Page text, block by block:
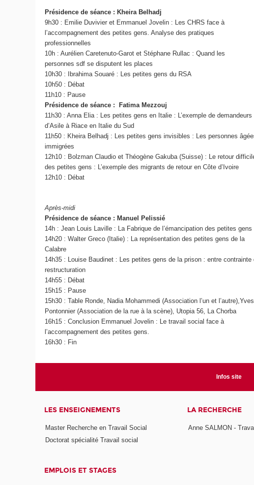
Présidence de séance : Kheira Belhadj
9h30 : Emilie Duvivier et Emmanuel Jovelin : Les CHRS face à
l’accompagnement des petites gens. Analyse des pratiques
professionnelles
10h : Aurélien Caretenuto-Garot et Stéphane Rullac : Quand les
personnes sdf se disputent les places
10h30 : Ibrahima Souaré : Les petites gens du RSA
10h50 : Débat
11h10 : Pause
Présidence de séance :
Fatima Mezzouj
11h30 : Anna Elia : Les petites gens en Italie : L’exemple de demandeurs
d’Asile à Riace en Italie du Sud
11h50 : Kheira Belhadj : Les petites gens invisibles : Les personnes
immigrées
12h10 : Bolzman Claudio et Théogène Gakuba (Suisse) : Le retour
des petites gens : L’exemple des migrants de retour en Côte d’Ivoire
12h10 : Débat
Après-midi
Présidence de séance : Manuel Pelissié
14h : Jean Louis Laville : La Fabrique de l’émancipation des petites gens
14h20 : Walter Greco (Italie) : La représentation des petites gens de la
Calabre
14h35 : Louise Baudinet : Les petites gens de la prison : entre contrainte
restructuration
14h55 : Débat
15h15 : Pause
15h30 : Table Ronde, Nadia Mohammedi (Association l’un et l’autre),Yves
Pontonnier (Association de la rue à la scène), Utopia 56, La Chorba
16h15 : Conclusion Emmanuel Jovelin : Le travail social face à
l’accompagnement des petites gens.
16h30 : Fin
Infos site
LES ENSEIGNEMENTS
Master Recherche en Travail Social
Doctorat spécialité Travail social
LA RECHERCHE
Anne SALMON -
EMPLOIS ET STAGES